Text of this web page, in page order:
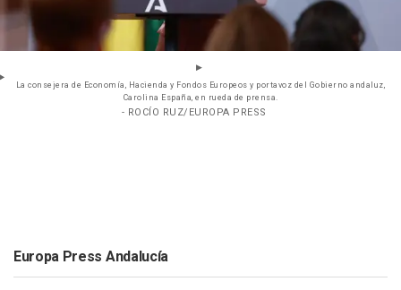
La consejera de Economía, Hacienda y Fondos Europeos y portavoz del Gobierno andaluz,
Carolina España, en rueda de prensa.
- ROCÍO RUZ/EUROPA PRESS
Europa Press Andalucía